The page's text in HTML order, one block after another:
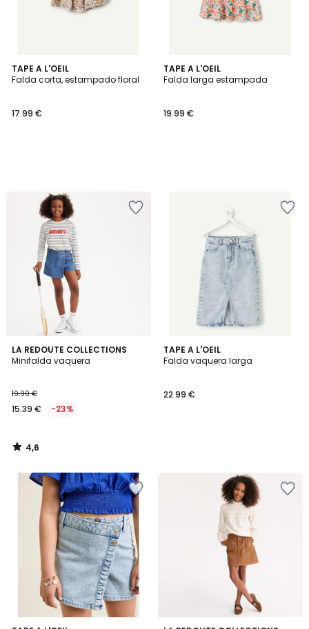
TAPE A L'OEIL
Falda corta, estampado floral
17.99 €
TAPE A L'OEIL
Falda larga estampada
19.99 €
LA REDOUTE COLLECTIONS
Minifalda vaquera
19.99 €
15.39 € -23%
4,6
/ 5
4,6
/
TAPE A L'OEIL
Falda vaquera larga
22.99 €